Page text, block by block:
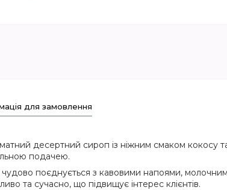
для замовлення
десертний сироп із ніжним смаком кокосу
подачею.
поєднується з кавовими напоями,
та сучасно, що підвищує інтерес клієнтів.